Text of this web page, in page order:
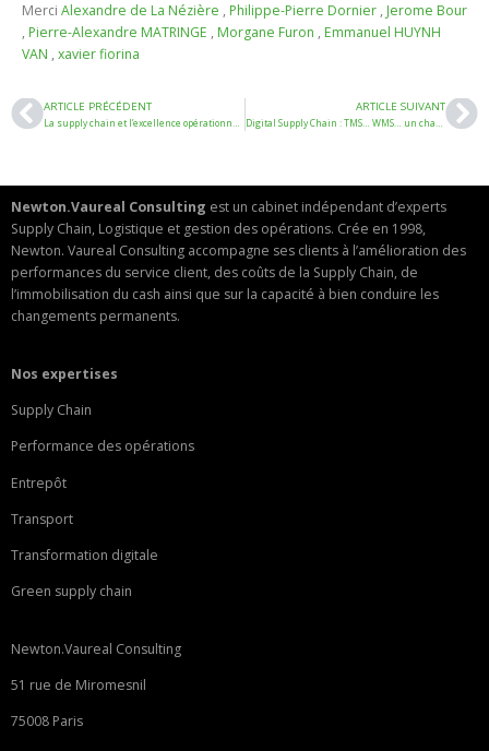
Merci Alexandre de La Nézière , Philippe-Pierre Dornier , Jerome Bour
, Pierre-Alexandre MATRINGE , Morgane Furon , Emmanuel HUYNH
VAN , xavier fiorina
ARTICLE PRÉCÉDENT
La supply chain et l’excellence opérationnelle au cœur du réacteur de la Base Industrielle et Technologique de Défense (BITD) 🇫🇷
ARTICLE SUIVANT
Digital Supply Chain : TMS… WMS… un changement d’outil pas si anodin
Newton.Vaureal Consulting est un cabinet indépendant d’experts
Supply Chain, Logistique et gestion des opérations. Crée en 1998,
Newton. Vaureal Consulting accompagne ses clients à l’amélioration des
performances du service client, des coûts de la Supply Chain, de
l’immobilisation du cash ainsi que sur la capacité à bien conduire les
changements permanents.
Nos expertises
Supply Chain
Performance des opérations
Entrepôt
Transport
Transformation digitale
Green supply chain
Newton.Vaureal Consulting
51 rue de Miromesnil
75008 Paris